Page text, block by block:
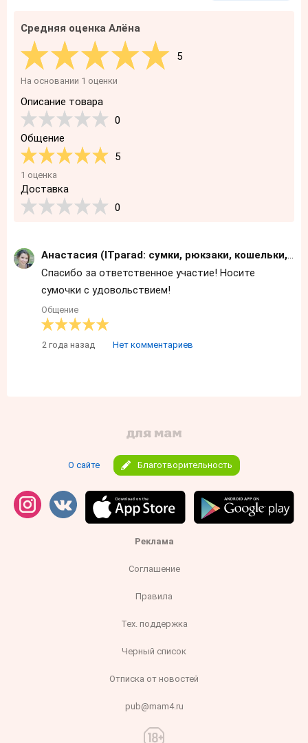
Средняя оценка Алёна
5
На основании 1 оценки
Описание товара
0
Общение
5
1 оценка
Доставка
0
Анастасия (ITparad: сумки, рюкзаки, кошельки, зонты)
Спасибо за ответственное участие! Носите
сумочки с удовольствием!
Общение
2 года назад Нет комментариев
О сайте Благотворительность
Реклама
Соглашение
Правила
Тех. поддержка
Черный список
Отписка от новостей
pub@mam4.ru